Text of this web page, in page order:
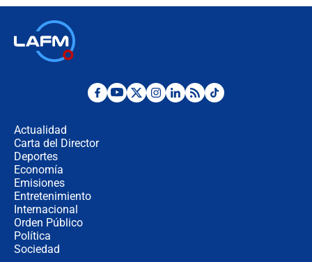
¿Por qué De la Espriella gobernará
Actualidad
Carta del Director
Deportes
Economía
Emisiones
Entretenimiento
Internacional
Orden Público
Política
Sociedad